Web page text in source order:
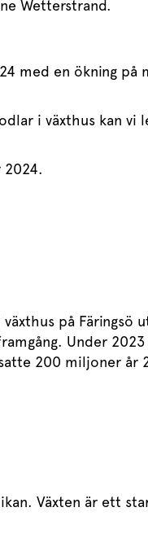
Wetterstrand.
med en ökning på
i växthus kan vi
2024.
på Färingsö
Under
200 miljoner år
Växten är ett